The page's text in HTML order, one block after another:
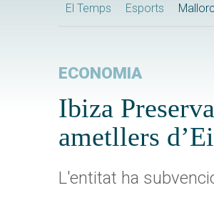
El Temps Esports
ECONOMIA
Ibiza
ametllers
L'entitat ha